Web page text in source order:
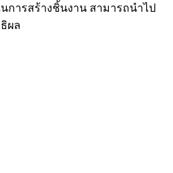
การสร้างชิ้นงาน สามารถนำไป
ผล